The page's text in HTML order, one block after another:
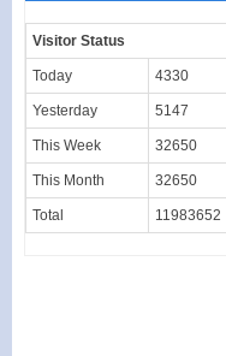
Visitor Status
Today 4330
Yesterday 5147
This Week 32650
This Month 32650
Total 11983652